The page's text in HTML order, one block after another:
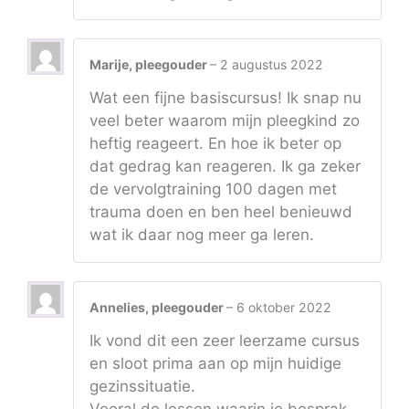
Marije, pleegouder– 2 augustus 2022
Wat een fijne basiscursus! Ik snap nu
veel beter waarom mijn pleegkind zo
heftig reageert. En hoe ik beter op
dat gedrag kan reageren. Ik ga zeker
de vervolgtraining 100 dagen met
trauma doen en ben heel benieuwd
wat ik daar nog meer ga leren.
Annelies, pleegouder– 6 oktober 2022
Ik vond dit een zeer leerzame cursus
en sloot prima aan op mijn huidige
gezinssituatie.